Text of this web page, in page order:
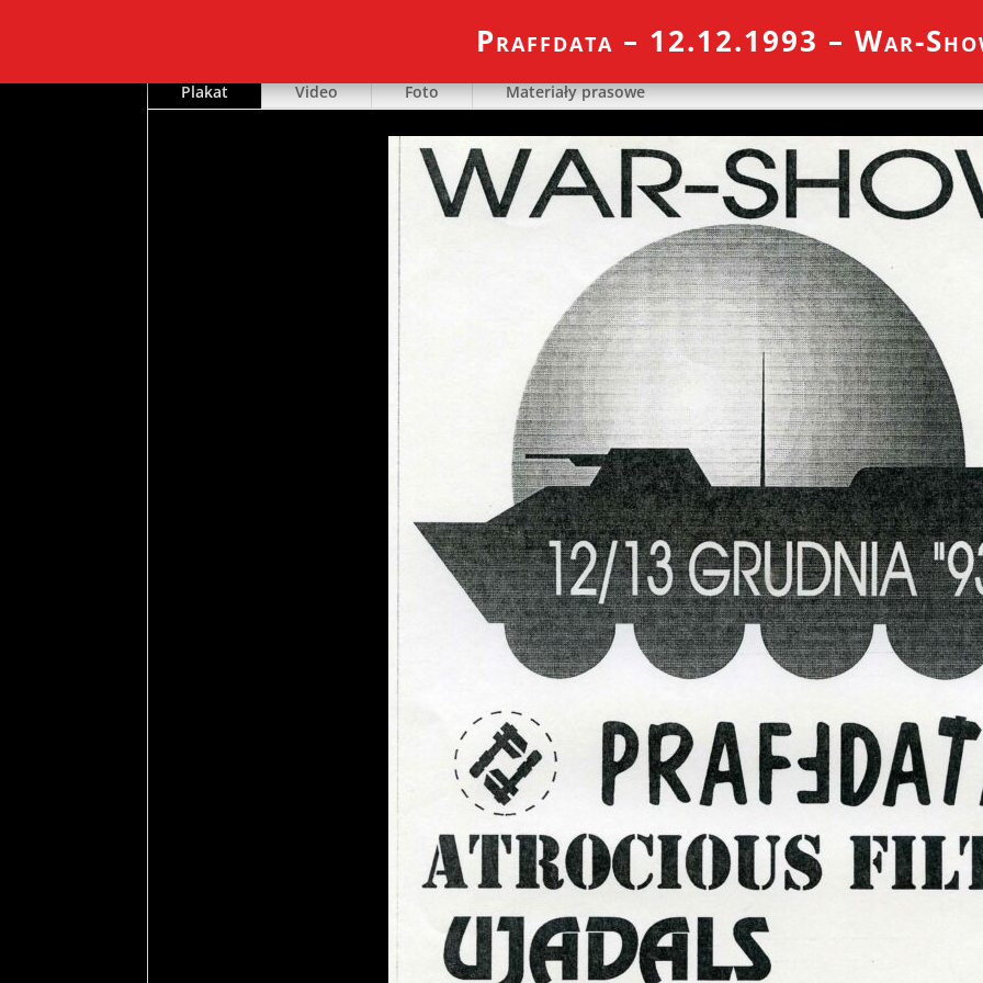
Praffdata – 12.12.1993 – War-
Plakat Video Foto Materiały prasowe